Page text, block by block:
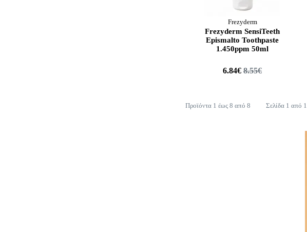
Frezyderm
Frezyderm SensiTeeth
Epismalto Toothpaste
1.450ppm 50ml
6.84€ 8.55€
Προϊόντα 1 έως 8 από 8 Σελίδα 1 από 1